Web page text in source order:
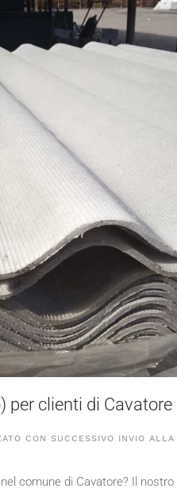
per clienti di Cavatore
CON SUCCESSIVO INVIO
comune di Cavatore? Il